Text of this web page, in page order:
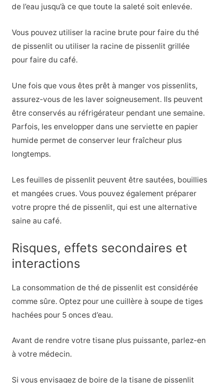
de l’eau jusqu’à ce que toute la saleté soit enlevée.
Vous pouvez utiliser la racine brute pour faire du thé
de pissenlit ou utiliser la racine de pissenlit grillée
pour faire du café.
Une fois que vous êtes prêt à manger vos pissenlits,
assurez-vous de les laver soigneusement. Ils peuvent
être conservés au réfrigérateur pendant une semaine.
Parfois, les envelopper dans une serviette en papier
humide permet de conserver leur fraîcheur plus
longtemps.
Les feuilles de pissenlit peuvent être sautées, bouillies
et mangées crues. Vous pouvez également préparer
votre propre thé de pissenlit, qui est une alternative
saine au café.
Risques, effets secondaires et
interactions
La consommation de thé de pissenlit est considérée
comme sûre. Optez pour une cuillère à soupe de tiges
hachées pour 5 onces d’eau.
Avant de rendre votre tisane plus puissante, parlez-en
à votre médecin.
Si vous envisagez de boire de la tisane de pissenlit